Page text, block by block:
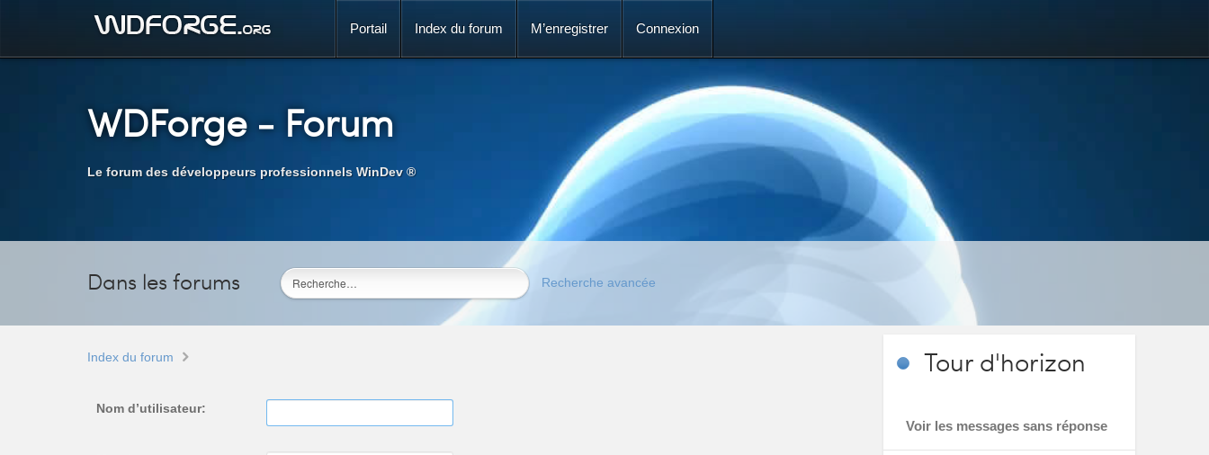
Portail Index du forum M’enregistrer Connexion
WDForge- Forum
Le forum des développeurs professionnels WinDev ®
Dans les forums Recherche avancée
Index du forum
Nom d’utilisateur:
Tour d'horizon
Voir les messages sans réponse